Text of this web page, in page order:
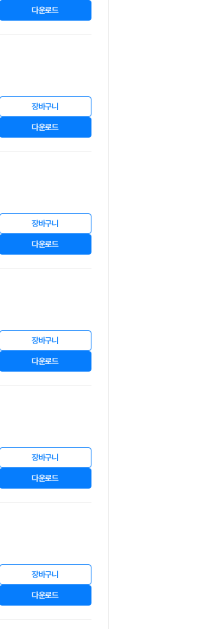
다운로드
장바구니
다운로드
장바구니
다운로드
장바구니
다운로드
장바구니
다운로드
장바구니
다운로드